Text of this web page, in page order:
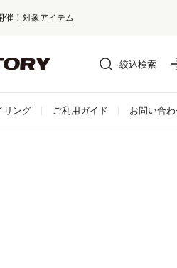
！ 対象アイテム
絞込検索
リング ご利用ガイド お問い合